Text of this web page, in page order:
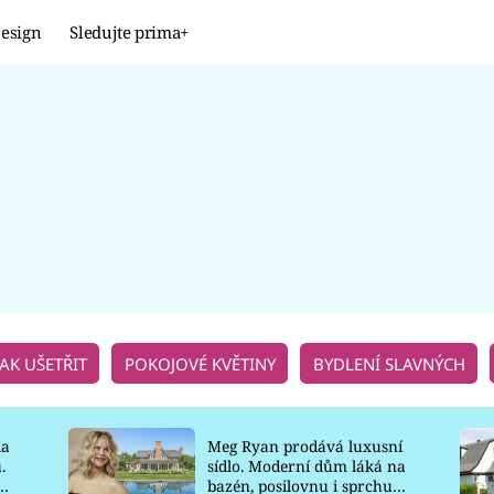
Sledujte prima+
UŠETŘIT POKOJOVÉ KVĚTINY BYDLENÍ SLAVNÝCH
Meg Ryan prodává luxusní
sídlo. Moderní dům láká na
bazén, posilovnu i sprchu